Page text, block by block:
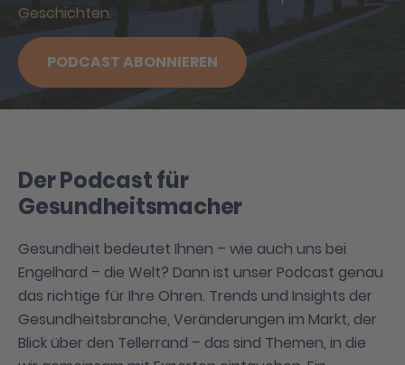
Geschichten.
PODCAST ABONNIEREN
Der Podcast für
Gesundheitsmacher
Gesundheit bedeutet Ihnen – wie auch uns bei
Engelhard – die Welt? Dann ist unser Podcast genau
das richtige für Ihre Ohren. Trends und Insights der
Gesundheitsbranche, Veränderungen im Markt, der
Blick über den Tellerrand – das sind Themen, in die